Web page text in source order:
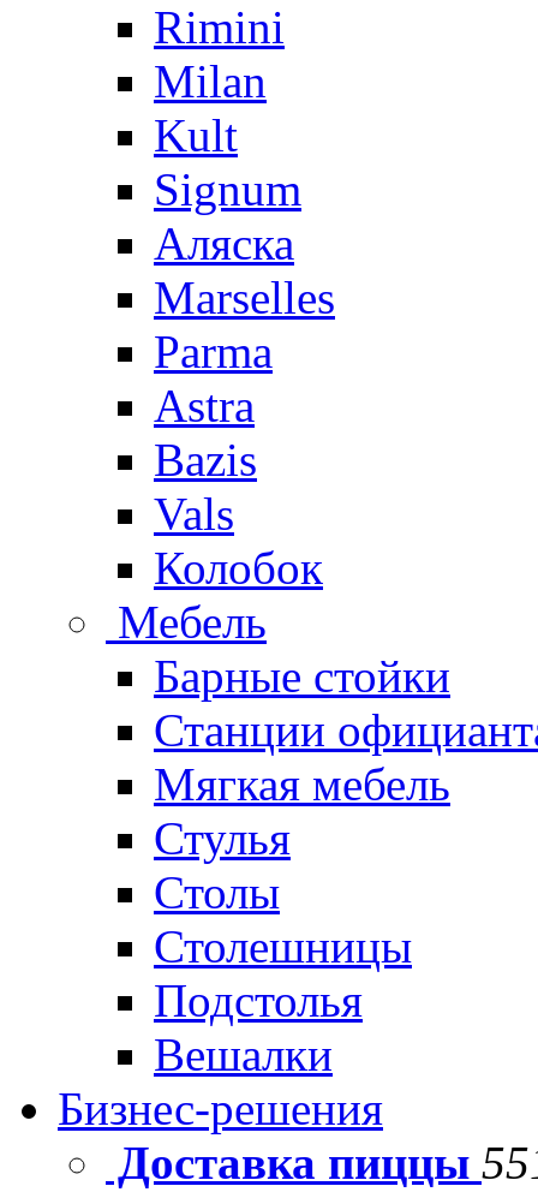
Rimini
Milan
Kult
Signum
Аляска
Marselles
Parma
Astra
Bazis
Vals
Колобок
Мебель
Барные стойки
Станции
Мягкая мебель
Стулья
Столы
Столешницы
Подстолья
Вешалки
Бизнес-решения
Доставка пиццы